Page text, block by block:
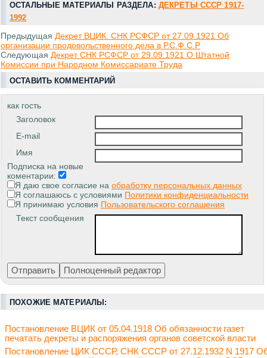
ОСТАЛЬНЫЕ МАТЕРИАЛЫ РАЗДЕЛА: ДЕКРЕТЫ СССР 1917-
1992
Предыдущая Декрет ВЦИК. СНК РСФСР от 27.09.1921 Об
организации продовольственного дела в Р.С.Ф.С.Р
Следующая Декрет СНК РСФСР от 29.09.1921 О Штатной
Комиссии при Народном Комиссариате Труда
ОСТАВИТЬ КОММЕНТАРИЙ
как гость
Заголовок
E-mail
Имя
Подписка на новые
коментарии:
Я даю свое согласие на обработку персональных данных
Я соглашаюсь с условиями Политики конфиденциальности
Я принимаю условия Пользовательского соглашения
Текст сообщения
ПОХОЖИЕ МАТЕРИАЛЫ:
Постановление ВЦИК от 05.04.1918 Об обязанности газет
печатать декреты и распоряжения органов советской власти
Постановление ЦИК СССР, СНК СССР от 27.12.1932 N 1917